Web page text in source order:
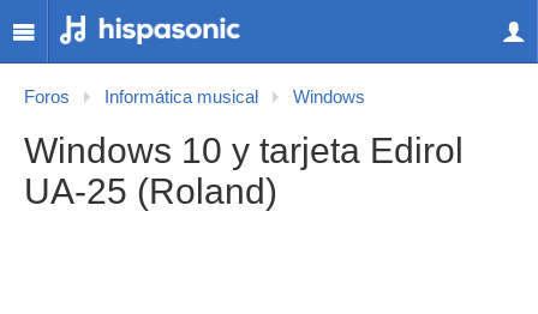
Foros Informática musical Windows
Windows 10 y tarjeta Edirol
UA-25 (Roland)